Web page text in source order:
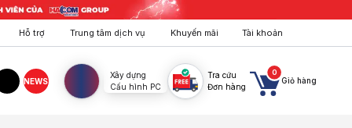
Hỗ trợ Trung tâm dịch vụ Khuyến mãi Tài khoản
TikTok
NEWS
Xây dựng
Cấu hình PC
Tra cứu
Đơn hàng
0
Giỏ hàng